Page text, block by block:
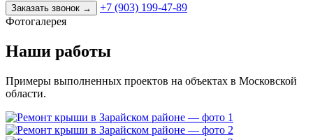
Заказать звонок →
+7 (903) 199-47-89
Фотогалерея
Наши работы
Примеры выполненных проектов на объектах в Московской
области.